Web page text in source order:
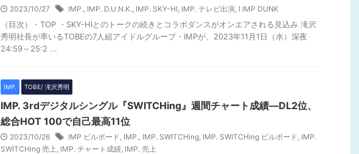
2023/10/27 IMP., IMP. D.U.N.K., IMP. SKY-HI, IMP. テレビ出演, l IMP DUNK
（目次）・TOP ・SKY-HIとのトークの続きとコラボダンスがオンエアされる見込み 滝沢
秀明社長が率いるTOBEの7人組アイドルグループ・IMPが、2023年11月1日（水）深夜
24:59～25:2 ...
IMP. TOBE/ 滝沢秀明
IMP. 3rdデジタルシングル『SWITCHing』週間チャート成績―DL2位、
総合HOT 100で自己最高11位
2023/10/26 IMP ビルボード, IMP., IMP. SWITCHing, IMP. SWITCHing ビルボード, IMP.
SWITCHing 売上, IMP. チャート成績, IMP. 売上